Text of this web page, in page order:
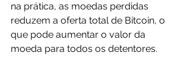
na prática, as moedas perdidas
reduzem a oferta total de Bitcoin, o
que pode aumentar o valor da
moeda para todos os detentores.